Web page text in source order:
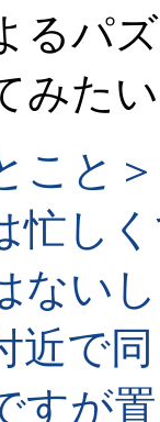
るパ
みた
こと＞
し
ない
近で
すが